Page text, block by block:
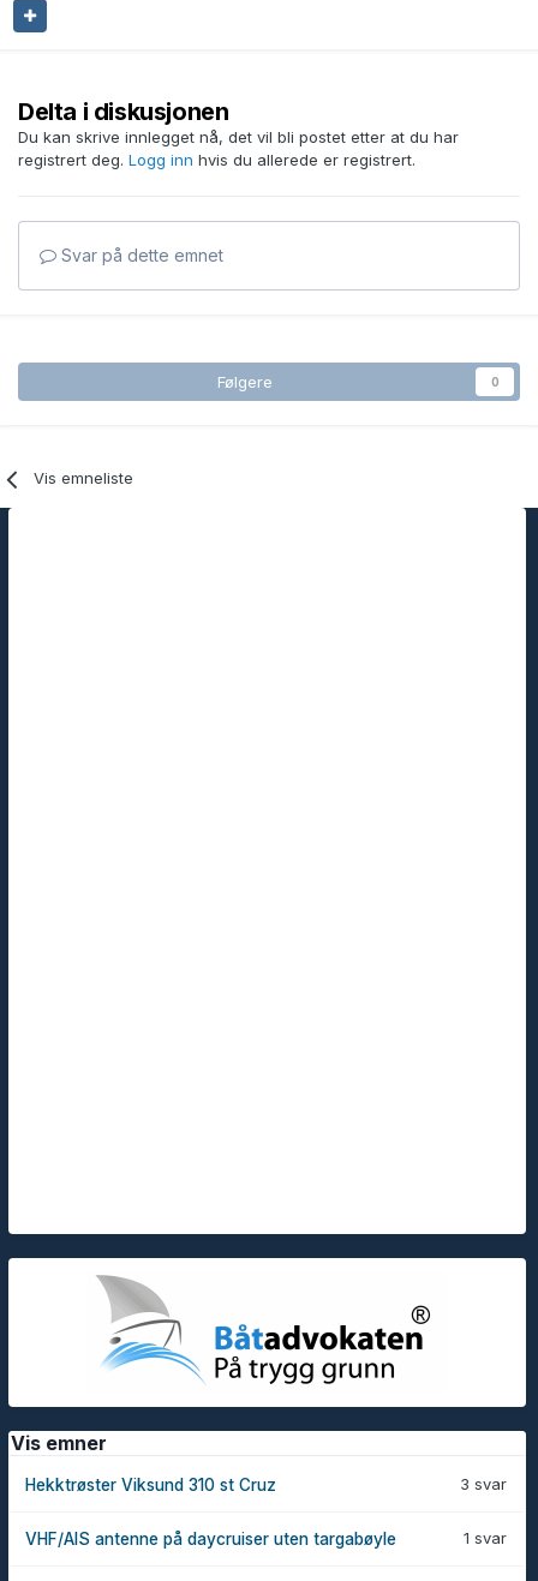
Delta i diskusjonen
Du kan skrive innlegget nå, det vil bli postet etter at du har
registrert deg. Logg inn hvis du allerede er registrert.
Svar på dette emnet
Følgere 0
Vis emneliste
Vis emner
3 svar
Hekktrøster Viksund 310 st Cruz
1 svar
VHF/AIS antenne på daycruiser uten targabøyle